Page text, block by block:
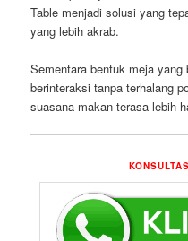
Table menjadi solusi yang
yang lebih akrab.
Sementara bentuk meja
berinteraksi tanpa terhalang
suasana makan terasa lebih